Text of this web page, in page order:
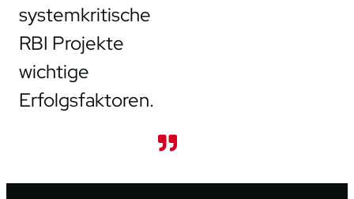
systemkritische
RBI Projekte
wichtige
Erfolgsfaktoren.